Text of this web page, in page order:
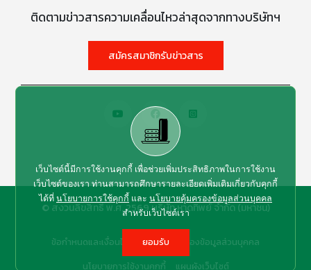
เว็บไซต์นี้มีการใช้งานคุกกี้ เพื่อช่วยเพิ่มประสิทธิภาพในการใช้งาน
เว็บไซต์ของเรา ท่านสามารถศึกษารายละเอียดเพิ่มเติมเกี่ยวกับคุกกี้
ได้ที่นโยบายการใช้คุกกี้ และ นโยบายคุ้มครองข้อมูลส่วนบุคคล
สำหรับเว็บไซต์เรา
ยอมรับ
ติดตามข่าวสารความเคลื่อนไหวล่าสุดจากทางบริษัทฯ
สมัครสมาชิกรับข่าวสาร
© สงวนลิขสิทธิ์ พ.ศ. 2569 บริษัท หาดทิพย์ จำกัด (มหาชน)
ข้อกำหนดและเงื่อนไข
นโยบายคุ้มครองข้อมูลส่วนบุคคล
นโยบายการใช้งานคุกกี้
แผนผังเว็บไซต์